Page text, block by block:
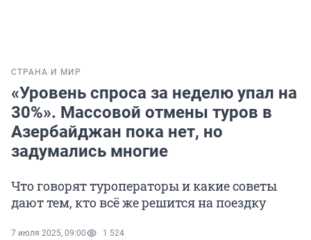
СТРАНА И МИР
«Уровень спроса за неделю упал на
30%». Массовой отмены туров в
Азербайджан пока нет, но
задумались многие
Что говорят туроператоры и какие советы
дают тем, кто всё же решится на поездку
7 июля 2025, 09:00 1 524